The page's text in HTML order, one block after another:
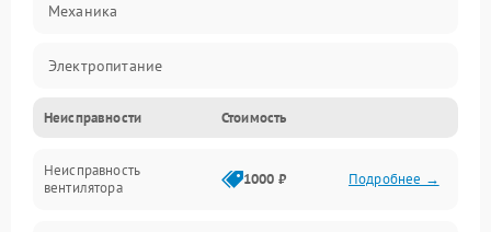
Механика
Электропитание
Фильтры
Механические повреждения
Неисправности Стоимость
Неисправность
вентилятора
1000 ₽ Подробнее →